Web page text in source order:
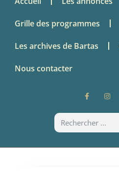
Grille des programmes
Les archives de Bartas
Nous contacter